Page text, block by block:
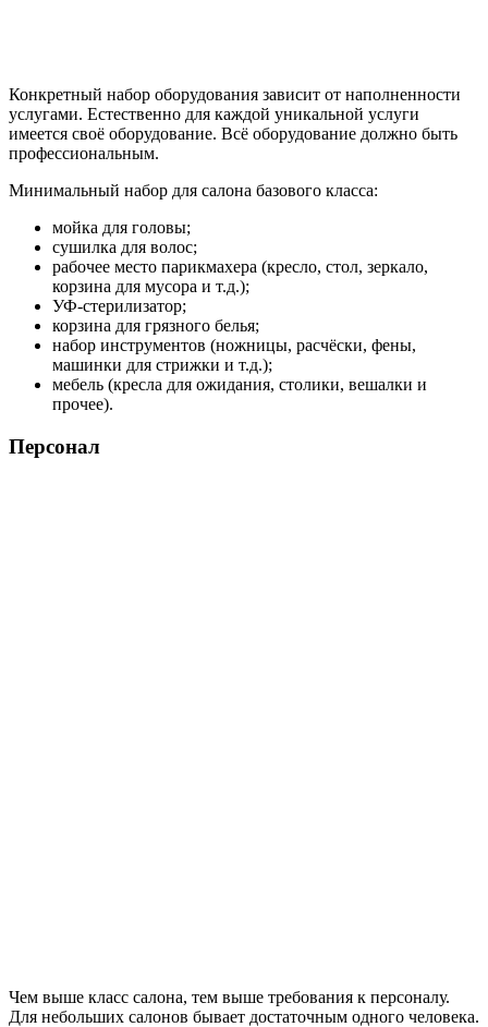
Конкретный набор оборудования зависит от наполненности
услугами. Естественно для каждой уникальной услуги
имеется своё оборудование. Всё оборудование должно быть
профессиональным.
Минимальный набор для салона базового класса:
мойка для головы;
сушилка для волос;
рабочее место парикмахера (кресло, стол, зеркало,
корзина для мусора и т.д.);
УФ-стерилизатор;
корзина для грязного белья;
набор инструментов (ножницы, расчёски, фены,
машинки для стрижки и т.д.);
мебель (кресла для ожидания, столики, вешалки и
прочее).
Персонал
Чем выше класс салона, тем выше требования к персоналу.
Для небольших салонов бывает достаточным одного человека.